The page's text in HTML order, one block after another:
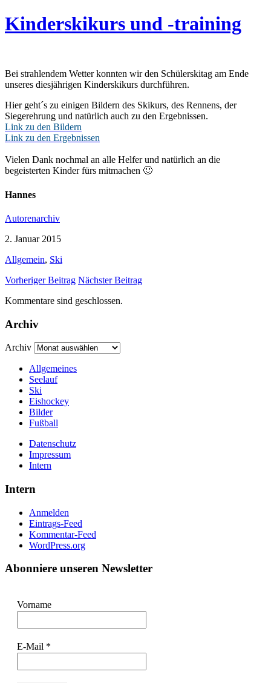
Kinderskikurs und -training
Bei strahlendem Wetter konnten wir den Schülerskitag am Ende
unseres diesjährigen Kinderskikurs durchführen.
Hier geht´s zu einigen Bildern des Skikurs, des Rennens, der
Siegerehrung und natürlich auch zu den Ergebnissen.
Link zu den Bildern
Link zu den Ergebnissen
Vielen Dank nochmal an alle Helfer und natürlich an die
begeisterten Kinder fürs mitmachen 🙂
Hannes
Autorenarchiv
2. Januar 2015
Allgemein, Ski
Vorheriger Beitrag Nächster Beitrag
Kommentare sind geschlossen.
Archiv
Archiv
Allgemeines
Seelauf
Ski
Eishockey
Bilder
Fußball
Datenschutz
Impressum
Intern
Intern
Anmelden
Eintrags-Feed
Kommentar-Feed
WordPress.org
Abonniere unseren Newsletter
Vorname
E-Mail *